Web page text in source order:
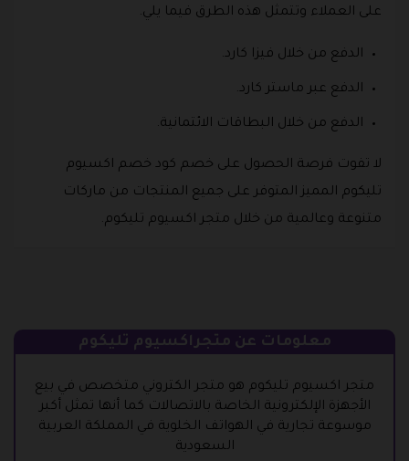
على العملاء وتتمثل هذه الطرق فيما يلي.
الدفع من خلال فيزا كارد.
الدفع عبر ماستر كارد.
الدفع من خلال البطاقات الائتمانية.
لا تفوت فرصة الحصول على خصم كود خصم اكسيوم
تليكوم المميز المتوفر على جميع المنتجات من ماركات
متنوعة وعالمية من خلال متجر اكسيوم تليكوم.
معلومات عن متجراكسيوم تليكوم
متجر اكسيوم تليكوم هو متجر الكتروني متخصص في بيع
الأجهزة الإلكترونية الخاصة بالاتصالات كما أنها تمثل أكبر
موسوعة تجارية في الهواتف الخلوية في المملكة العربية
السعودية